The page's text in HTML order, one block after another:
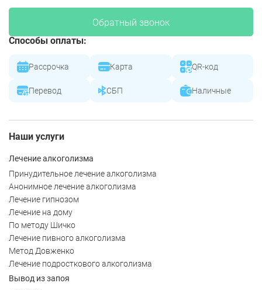
Обратный звонок
Способы оплаты:
Рассрочка Карта QR-код
Перевод СБП Наличные
Наши услуги
Лечение алкоголизма
Принудительное лечение алкоголизма
Анонимное лечение алкоголизма
Лечение гипнозом
Лечение на дому
По методу Шичко
Лечение пивного алкоголизма
Метод Довженко
Лечение подросткового алкоголизма
Вывод из запоя